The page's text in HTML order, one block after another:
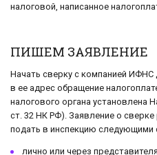
налоговой, написанное
ПИШЕМ ЗАЯВЛЕНИЕ
Начать сверку с компанией
в ее адрес обращение
налогового органа установлена
ст. 32 НК РФ). Заявление о
подать в инспекцию следующими
лично или через